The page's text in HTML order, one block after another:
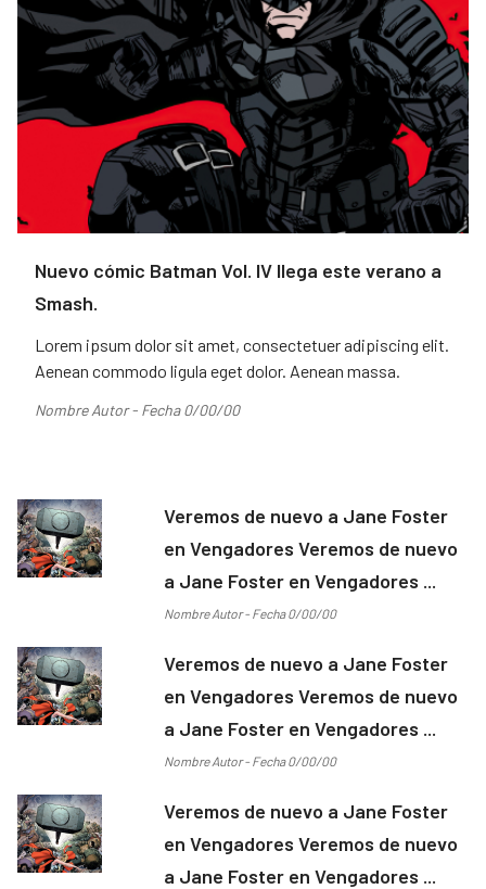
Nuevo cómic Batman Vol. IV llega este verano a
Smash.
Lorem ipsum dolor sit amet, consectetuer adipiscing elit.
Aenean commodo ligula eget dolor. Aenean massa.
Nombre Autor - Fecha 0/00/00
Veremos de nuevo a Jane Foster
en Vengadores Veremos de nuevo
a Jane Foster en Vengadores ...
Nombre Autor - Fecha 0/00/00
Veremos de nuevo a Jane Foster
en Vengadores Veremos de nuevo
a Jane Foster en Vengadores ...
Nombre Autor - Fecha 0/00/00
Veremos de nuevo a Jane Foster
en Vengadores Veremos de nuevo
a Jane Foster en Vengadores ...